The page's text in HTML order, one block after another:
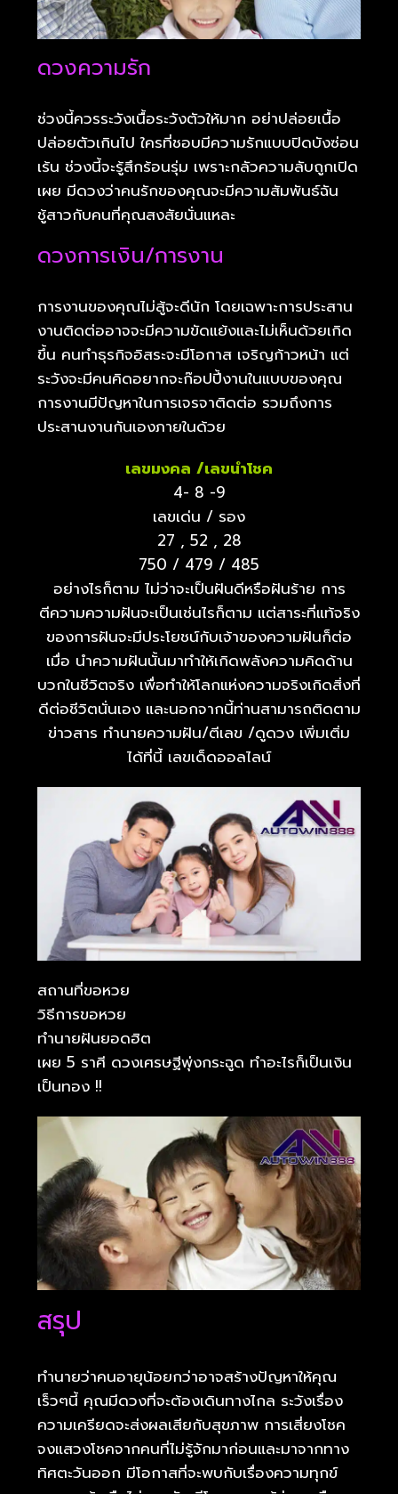
ดวงความรัก
ช่วงนี้ควรระวังเนื้อระวังตัวให้มาก อย่าปล่อยเนื้อ
ปล่อยตัวเกินไป ใครที่ชอบมีความรักแบบปิดบังซ่อน
เร้น ช่วงนี้จะรู้สึกร้อนรุ่ม เพราะกลัวความลับถูกเปิด
เผย มีดวงว่าคนรักของคุณจะมีความสัมพันธ์ฉัน
ชู้สาวกับคนที่คุณสงสัยนั่นแหละ
ดวงการเงิน/การงาน
การงานของคุณไม่สู้จะดีนัก โดยเฉพาะการประสาน
งานติดต่ออาจจะมีความขัดแย้งและไม่เห็นด้วยเกิด
ขึ้น คนทำธุรกิจอิสระจะมีโอกาส เจริญก้าวหน้า แต่
ระวังจะมีคนคิดอยากจะก๊อปปี้งานในแบบของคุณ
การงานมีปัญหาในการเจรจาติดต่อ รวมถึงการ
ประสานงานกันเองภายในด้วย
เลขมงคล /เลขนำโชค
4- 8 -9
เลขเด่น / รอง
27 , 52 , 28
750 / 479 / 485
อย่างไรก็ตาม ไม่ว่าจะเป็นฝันดีหรือฝันร้าย การ
ตีความความฝันจะเป็นเช่นไรก็ตาม แต่สาระที่แท้จริง
ของการฝันจะมีประโยชน์กับเจ้าของความฝันก็ต่อ
เมื่อ นำความฝันนั้นมาทำให้เกิดพลังความคิดด้าน
บวกในชีวิตจริง เพื่อทำให้โลกแห่งความจริงเกิดสิ่งที่
ดีต่อชีวิตนั่นเอง และนอกจากนี้ท่านสามารถติดตาม
ข่าวสาร ทำนายความฝัน/ตีเลข /ดูดวง เพิ่มเติ่ม
ได้ที่นี้ เลขเด็ดออลไลน์
สถานที่ขอหวย
วิธีการขอหวย
ทำนายฝันยอดฮิต
เผย 5 ราศี ดวงเศรษฐีพุ่งกระฉูด ทำอะไรก็เป็นเงิน
เป็นทอง !!
สรุป
ทำนายว่าคนอายุน้อยกว่าอาจสร้างปัญหาให้คุณ
เร็วๆนี้ คุณมีดวงที่จะต้องเดินทางไกล ระวังเรื่อง
ความเครียดจะส่งผลเสียกับสุขภาพ การเสี่ยงโชค
จงแสวงโชคจากคนที่ไม่รู้จักมาก่อนและมาจากทาง
ทิศตะวันออก มีโอกาสที่จะพบกับเรื่องความทุกข์